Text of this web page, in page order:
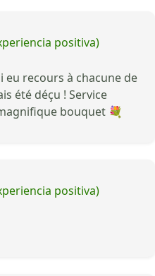
positiva)
eu recours à chacune de
été déçu ! Service
bouquet 💐
positiva)